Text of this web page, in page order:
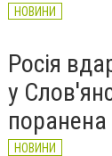
НОВИНИ
Росія
у
поранена
НОВИНИ